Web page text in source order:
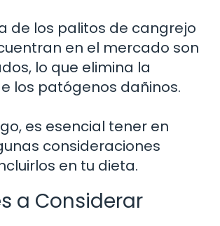
de los palitos de cangrejo
en el mercado son
lo que elimina la
los patógenos dañinos.
es esencial tener en
consideraciones
en tu dieta.
a Considerar